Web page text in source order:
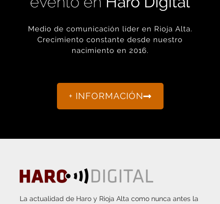
Medio de comunicación líder en Rioja Alta.
Crecimiento constante desde nuestro
nacimiento en 2016.
+ INFORMACIÓN
La actualidad de Haro y Rioja Alta como nunca antes la